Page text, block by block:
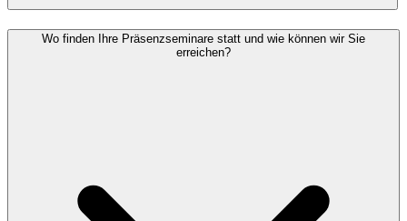
Wo finden Ihre Präsenzseminare statt und wie können wir Sie
erreichen?